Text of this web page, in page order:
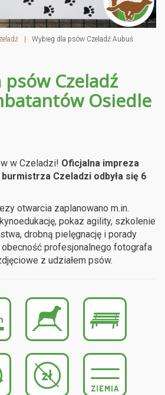
|
Wybieg dla psów Czeladź Aubuś
Czeladź
Osiedle
w Czeladzi! Oficjalna impreza
Czeladzi odbyła się 6
otwarcia zaplanowano m.in.
pokaz agility, szkolenie
drobną pielęgnację i porady
obecność profesjonalnego fotografa
z udziałem psów.